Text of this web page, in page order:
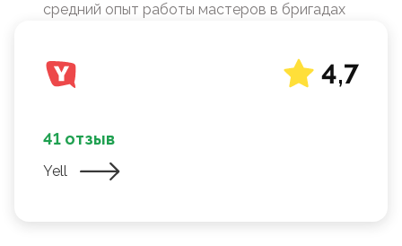
средний опыт работы мастеров в бригадах
4,7
41 отзыв
Yell